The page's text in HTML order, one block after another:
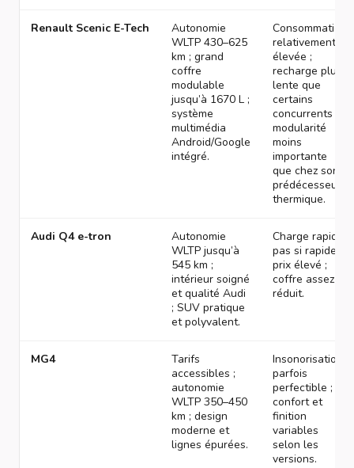
Renault Scenic E-Tech
Autonomie
WLTP 430–625
km ; grand
coffre
modulable
jusqu’à 1670 L ;
système
multimédia
Android/Google
intégré.
Consommation
relativement
élevée ;
recharge plus
lente que
certains
concurrents ;
modularité
moins
importante
que chez son
prédécesseur
thermique.
Audi Q4 e-tron
Autonomie
WLTP jusqu’à
545 km ;
intérieur soigné
et qualité Audi
; SUV pratique
et polyvalent.
Charge rapide
pas si rapide ;
prix élevé ;
coffre assez
réduit.
MG4
Tarifs
accessibles ;
autonomie
WLTP 350–450
km ; design
moderne et
lignes épurées.
Insonorisation
parfois
perfectible ;
confort et
finition
variables
selon les
versions.